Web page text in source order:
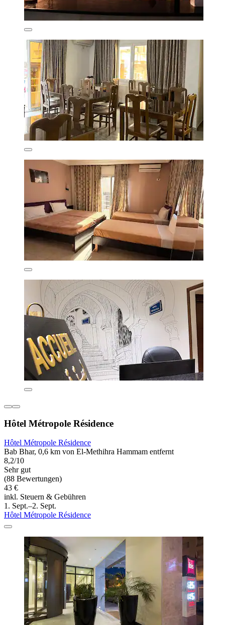
Hôtel Métropole Résidence
Hôtel Métropole Résidence
Bab Bhar, 0,6 km von El-Methihra Hammam entfernt
8,2/10
Sehr gut
(88 Bewertungen)
43 €
inkl. Steuern & Gebühren
1. Sept.–2. Sept.
Hôtel Métropole Résidence